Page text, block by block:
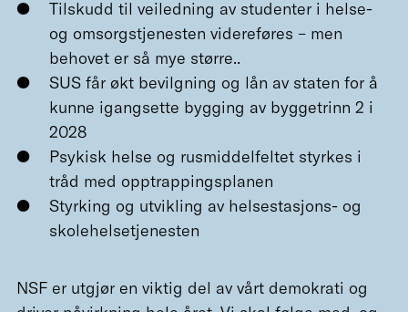
Tilskudd til veiledning av studenter i helse-
og omsorgstjenesten videreføres – men
behovet er så mye større..
SUS får økt bevilgning og lån av staten for å
kunne igangsette bygging av byggetrinn 2 i
2028
Psykisk helse og rusmiddelfeltet styrkes i
tråd med opptrappingsplanen
Styrking og utvikling av helsestasjons- og
skolehelsetjenesten
NSF er utgjør en viktig del av vårt demokrati og